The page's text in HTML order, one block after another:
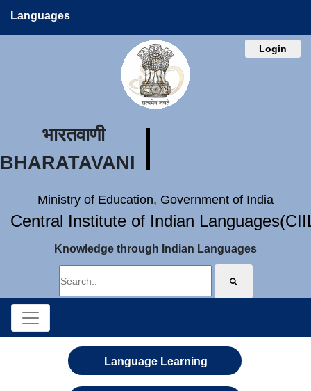
Languages
Login
भारतवाणी
BHARATAVANI
Ministry of Education, Government of India
Central Institute of Indian
Knowledge through Indian Languages
Language Learning